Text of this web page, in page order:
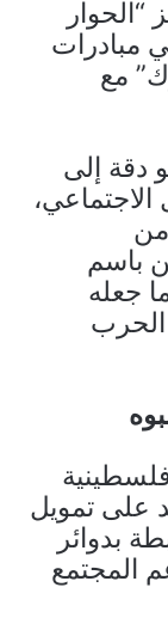
مبادرات
مع
دقة إلى
باسم
جعله
الحرب
على تمويل
بدوائر
المجتمع